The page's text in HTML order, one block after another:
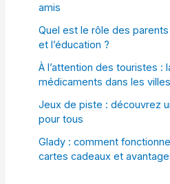
amis
Quel est le rôle des
et l’éducation ?
À l’attention des touristes :
médicaments dans les
Jeux de piste : découvrez
pour tous
Glady : comment
cartes cadeaux et